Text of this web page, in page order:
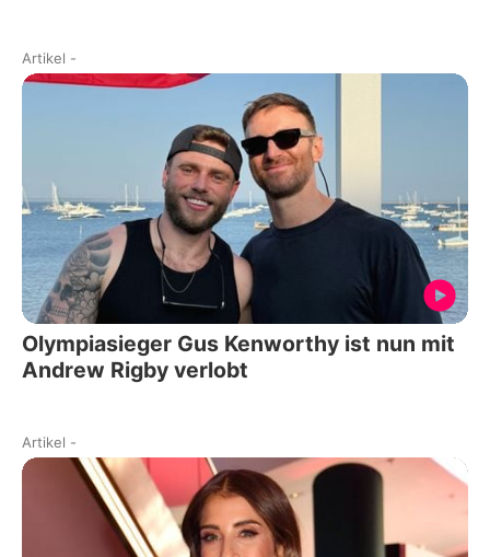
Artikel -
Olympiasieger Gus Kenworthy ist nun mit
Andrew Rigby verlobt
Artikel -